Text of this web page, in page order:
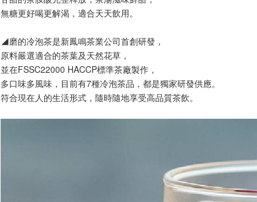
無糖更好喝更解渴，適合天天飲用。
◢磨的冷泡茶是新鳳鳴茶業公司首創研發，
原料嚴選適合的茶葉及天然花草，
並在FSSC22000 HACCP標準茶廠製作，
多口味多風味，目前有7種冷泡茶品，都是獨家研發供應。
符合現在人的生活形式，隨時隨地享受高品質茶飲。